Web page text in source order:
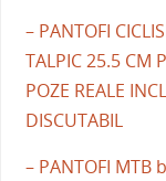
– PANTOFI
TALPIC 25.5 CM
POZE REALE
DISCUTABIL
– PANTOFI MTB